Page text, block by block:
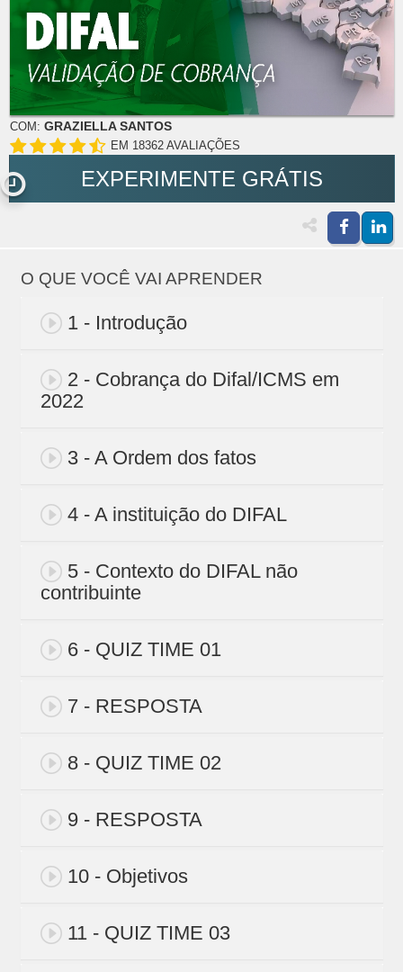
COM: GRAZIELLA SANTOS
EM 18362 AVALIAÇÕES
EXPERIMENTE GRÁTIS
O QUE VOCÊ VAI APRENDER
1 - Introdução
2 - Cobrança do Difal/ICMS em
2022
3 - A Ordem dos fatos
4 - A instituição do DIFAL
5 - Contexto do DIFAL não
contribuinte
6 - QUIZ TIME 01
7 - RESPOSTA
8 - QUIZ TIME 02
9 - RESPOSTA
10 - Objetivos
11 - QUIZ TIME 03